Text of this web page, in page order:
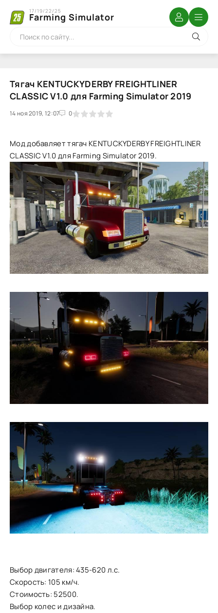
Farming Simulator
17/19/22/25
Тягач KENTUCKYDERBY FREIGHTLINER
CLASSIC V1.0 для Farming Simulator 2019
14 ноя 2019, 12:07 0
1 2 3 4 5
Мод добавляет тягач KENTUCKYDERBY FREIGHTLINER
CLASSIC V1.0 для Farming Simulator 2019.
Выбор двигателя: 435-620 л.с.
Скорость: 105 км/ч.
Стоимость: 52500.
Выбор колес и дизайна.